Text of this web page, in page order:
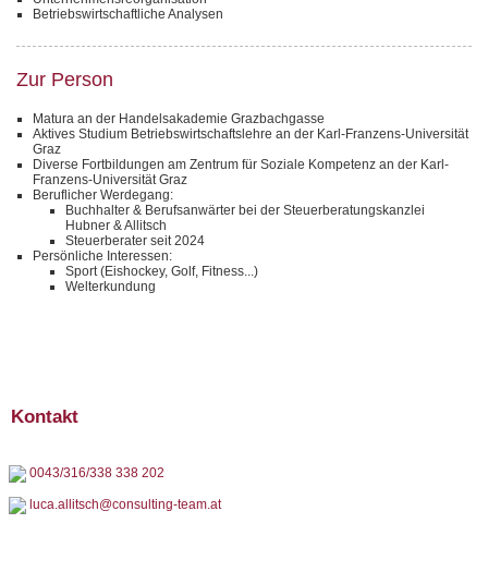
Betriebswirtschaftliche Analysen
Zur Person
Matura an der Handelsakademie Grazbachgasse
Aktives Studium Betriebswirtschaftslehre an der Karl-Franzens-Universität
Graz
Diverse Fortbildungen am Zentrum für Soziale Kompetenz an der Karl-
Franzens-Universität Graz
Beruflicher Werdegang:
Buchhalter & Berufsanwärter bei der Steuerberatungskanzlei
Hubner & Allitsch
Steuerberater seit 2024
Persönliche Interessen:
Sport (Eishockey, Golf, Fitness...)
Welterkundung
Kontakt
0043/316/338 338 202
luca.allitsch@consulting-team.at